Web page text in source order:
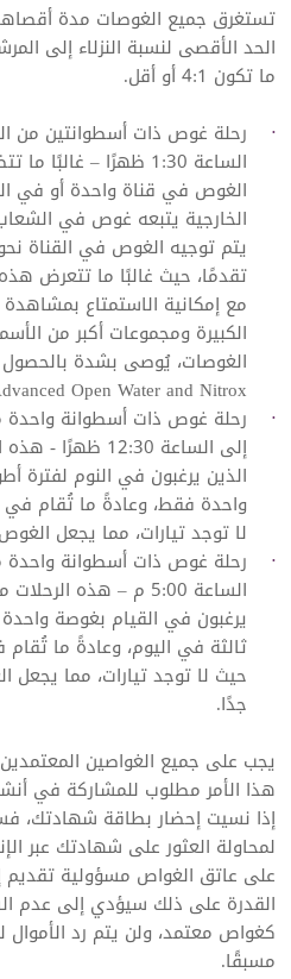
ما تكون 4:1 أو أقل.
الساعة 1:30 ظهرًا –
الغوص في قناة واحدة أو في
الخارجية يتبعه غوص في الشعاب
يتم توجيه الغوص في القناة نحو
تقدمًا، حيث غالبًا ما تتعرض هذه
مع إمكانية الاستمتاع بمشاهدة
الكبيرة ومجموعات أكبر من
الغوصات، يُوصى بشدة
Open Water and Nitrox.
إلى الساعة
الذين يرغبون في النوم لفترة
واحدة فقط، وعادةً ما تُقام
لا توجد تيارات، مما يجعل
الساعة 5:00 م – هذه
يرغبون في القيام بغوصة
ثالثة في اليوم، وعادةً ما
حيث لا توجد تيارات، مما
جدًا.
يجب على جميع الغواصين
هذا الأمر مطلوب للمشاركة في
إذا نسيت إحضار بطاقة شهادتك،
لمحاولة العثور على شهادتك عبر
على عاتق الغواص مسؤولية تقديم
القدرة على ذلك سيؤدي إلى عدم
كغواص معتمد، ولن يتم رد الأموال
مسبقًا.